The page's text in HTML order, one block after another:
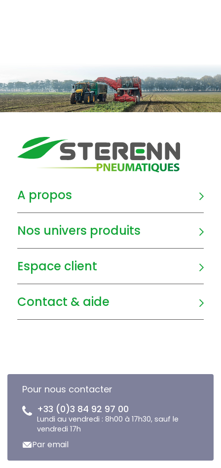
A propos
Nos univers produits
Espace client
Contact & aide
Pour nous contacter
+33 (0)3 84 92 97 00
Lundi au vendredi : 8h00 à 17h30, sauf le
vendredi 17h
Par email